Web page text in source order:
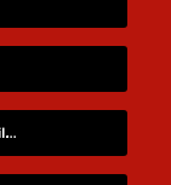
Alfred Hitchcock als Bösewicht in seinen Filmen